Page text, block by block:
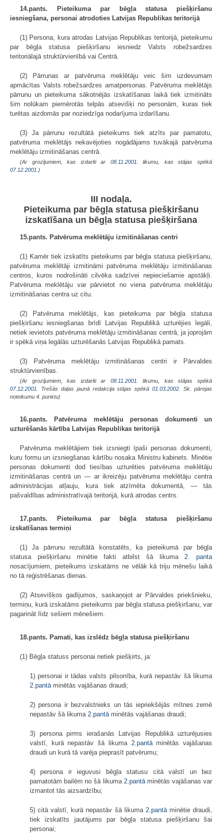
14.pants. Pieteikuma par bēgļa statusa piešķiršanu
iesniegšana, personai atrodoties Latvijas Republikas teritorijā
(1) Persona, kura atrodas Latvijas Republikas teritorijā, pieteikumu
par bēgļa statusa piešķiršanu iesniedz Valsts robežsardzes
teritoriālajā struktūrvienībā vai Centrā.
(2) Pārrunas ar patvēruma meklētāju veic šim uzdevumam
apmācītas Valsts robežsardzes amatpersonas. Patvēruma meklētājs
pārrunu un pieteikuma sākotnējās izskatīšanas laikā tiek izmitināts
šim nolūkam piemērotās telpās atsevišķi no personām, kuras tiek
turētas aizdomās par noziedzīga nodarījuma izdarīšanu.
(3) Ja pārrunu rezultātā pieteikums tiek atzīts par pamatotu,
patvēruma meklētājs nekavējoties nogādājams tuvākajā patvēruma
meklētāju izmitināšanas centrā.
(Ar grozījumiem, kas izdarīti ar 08.11.2001. likumu, kas stājas spēkā
07.12.2001.)
III nodaļa.
Pieteikuma par bēgļa statusa piešķiršanu
izskatīšana un bēgļa statusa piešķiršana
15.pants. Patvēruma meklētāju izmitināšanas centri
(1) Kamēr tiek izskatīts pieteikums par bēgļa statusa piešķiršanu,
patvēruma meklētāji izmitināmi patvēruma meklētāju izmitināšanas
centros, kuros nodrošināti cilvēka sadzīvei nepieciešamie apstākļi.
Patvēruma meklētāju var pārvietot no viena patvēruma meklētāju
izmitināšanas centra uz citu.
(2) Patvēruma meklētājs, kas pieteikuma par bēgļa statusa
piešķiršanu iesniegšanas brīdī Latvijas Republikā uzturējies legāli,
netiek ievietots patvēruma meklētāju izmitināšanas centrā, ja joprojām
ir spēkā viņa legālās uzturēšanās Latvijas Republikā pamats.
(3) Patvēruma meklētāju izmitināšanas centri ir Pārvaldes
struktūrvienības.
(Ar grozījumiem, kas izdarīti ar 08.11.2001 . likumu, kas stājas spēkā
07.12.2001.
Trešās daļas jaunā redakcija stājas spēkā01.03.2002.
Sk. pārejas
noteikumu 4. punktu)
16.pants. Patvēruma meklētāju personas dokumenti un
uzturēšanās kārtība Latvijas Republikas teritorijā
Patvēruma meklētājiem tiek izsniegti īpaši personas dokumenti,
kuru formu un izsniegšanas kārtību nosaka Ministru kabinets. Minētie
personas dokumenti dod tiesības uzturēties patvēruma meklētāju
izmitināšanas centrā un — ar ikreizēju patvēruma meklētāju centra
administrācijas atļauju, kura tiek atzīmēta dokumentā, — tās
pašvaldības administratīvajā teritorijā, kurā atrodas centrs.
17.pants. Pieteikuma par bēgļa statusa piešķiršanu
izskatīšanas termiņi
(1) Ja pārrunu rezultātā konstatēts, ka pieteikumā par bēgļa
statusa piešķiršanu minētie fakti atbilst šā likuma2. panta
nosacījumiem, pieteikums izskatāms ne vēlāk kā triju mēnešu laikā
no tā reģistrēšanas dienas.
(2) Atsevišķos gadījumos, saskaņojot ar Pārvaldes priekšnieku,
termiņu, kurā izskatāms pieteikums par bēgļa statusa piešķiršanu, var
pagarināt līdz sešiem mēnešiem.
18.pants. Pamati, kas izslēdz bēgļa statusa piešķiršanu
(1) Bēgļa statuss personai netiek piešķirts, ja:
1) personai ir tādas valsts pilsonība, kurā nepastāv šā likuma
2.pantāminētās vajāšanas draudi;
2) persona ir bezvalstnieks un tās iepriekšējās mītnes zemē
nepastāv šā likuma 2.pantāminētās vajāšanas draudi;
3) persona pirms ierašanās Latvijas Republikā uzturējusies
valstī, kurā nepastāv šā likuma 2.pantāminētās vajāšanas
draudi un kurā tā varēja pieprasīt patvērumu;
4) persona ir ieguvusi bēgļa statusu citā valstī un bez
pamatotām bailēm no šā likuma 2.pantāminētās vajāšanas var
izmantot tās aizsardzību;
5) citā valstī, kurā nepastāv šā likuma 2.pantāminētie draudi,
tiek izskatīts jautājums par bēgļa statusa piešķiršanu šai
personai;